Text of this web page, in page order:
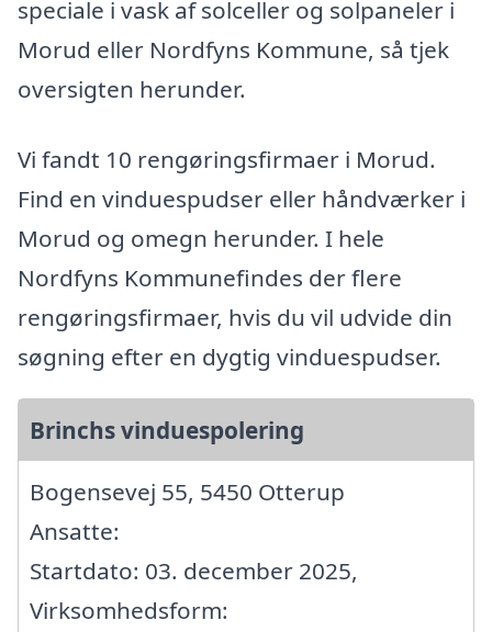
speciale i vask af solceller og solpaneler i
Morud eller Nordfyns Kommune, så tjek
oversigten herunder.
Vi fandt 10 rengøringsfirmaer i Morud.
Find en vinduespudser eller håndværker i
Morud og omegn herunder. I hele
Nordfyns Kommunefindes der flere
rengøringsfirmaer, hvis du vil udvide din
søgning efter en dygtig vinduespudser.
Brinchs vinduespolering
Bogensevej 55, 5450 Otterup
Ansatte:
Startdato: 03. december 2025,
Virksomhedsform: